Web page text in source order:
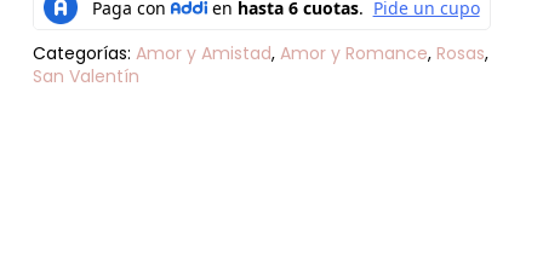
Categorías: Amor y Amistad, Amor y Romance, Rosas,
San Valentín